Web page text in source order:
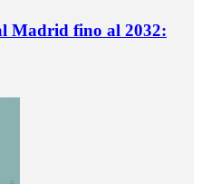
Madrid fino al 2032: